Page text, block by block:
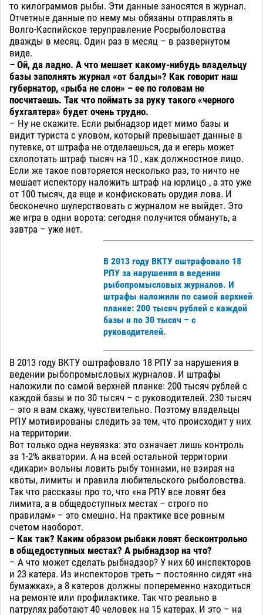
то килограммов рыбы. Эти данные заносятся в журнал.
Отчетные данные по нему мы обязаны отправлять в
Волго-Каспийское теруправление Росрыболовства
дважды в месяц. Один раз в месяц – в развернутом
виде.
– Ой, да ладно. А что мешает какому-нибудь владельцу
базы заполнять журнал «от балды»? Как говорит наш
губернатор, «рыба не слон» – ее по головам не
посчитаешь. Так что поймать за руку такого «черного
бухгалтера» будет очень трудно.
– Ну не скажите. Если рыбнадзор идет мимо базы и
видит туриста с уловом, который превышает данные в
путевке, от штрафа не отделаешься, да и егерь может
схлопотать штраф тысяч на 10 , как должностное лицо.
Если же такое повторяется несколько раз, то ничто не
мешает испектору наложить штраф на юрлицо , а это уже
от 100 тысяч, да еще и конфисковать орудия лова. И
бесконечно шулерствовать с журналом не выйдет. Это
же игра в одни ворота: сегодня получится обмануть, а
завтра – уже нет.
В 2013 году ВКТУ оштрафовало 18
РПУ за нарушения в ведении
рыбопромысловых журналов. И
штрафы наложили по самой верхней
планке: 200 тысяч рублей с каждой
базы и по 30 тысяч – с
руководителей.
В 2013 году ВКТУ оштрафовало 18 РПУ за нарушения в
ведении рыбопромысловых журналов. И штрафы
наложили по самой верхней планке: 200 тысяч рублей с
каждой базы и по 30 тысяч – с руководителей. 230 тысяч
– это я вам скажу, чувствительно. Поэтому владельцы
РПУ мотивированы следить за тем, что происходит у них
на территории.
Вот только одна неувязка: это означает лишь контроль
за 1-2% акватории. А на всей остальной территории
«дикари» вольны ловить рыбу тоннами, не взирая на
квоты, лимиты и правила любительского рыболовства.
Так что рассказы про то, что «на РПУ все ловят без
лимита, а в общедоступных местах – строго по
правилам» – это смешно. На практике все ровным
счетом наоборот.
– Как так? Каким образом рыбаки ловят бесконтрольно
в общедоступных местах? А рыбнадзор на что?
– А что может сделать рыбнадзор? У них 60 инспекторов
и 23 катера. Из инспекторов треть – постоянно сидят «на
бумажках», а 8 катеров должны попеременно находиться
на ремонте или профилактике. Так что реально в
патрулях работают 40 человек на 15 катерах. И это – на